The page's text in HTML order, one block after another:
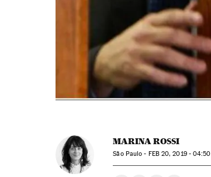
MARINA ROSSI
São Paulo - FEB20, 2019 - 04:50